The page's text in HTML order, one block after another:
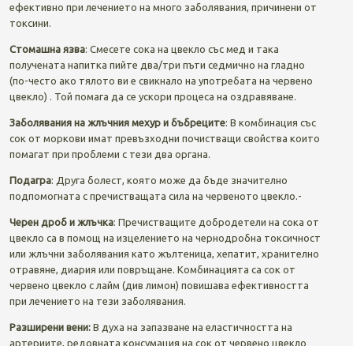
ефективно при лeчението на много заболявания, причинени от
токсини.
Стомашна язва: Смесете сока на цвекло със мед и така
получената напитка пийте два/три пъти седмично на гладно
(по-често ако тялото ви е свикнало на употребата на червено
цвекло) . Той помага да се ускори процеса на оздравяване.
Заболявания на жлъчния мехур и бъбреците: В комбинация със
сок от моркови имат превъзходни почистващи свойства които
помагат при проблеми с тези два органа.
Подагра: Друга болест, която може да бъде значително
подпомогната с пречистващата сила на червеното цвекло.-
Черен дроб и жлъчка: Пречистващите добродетели на сока от
цвекло са в помощ на изцелението на чернодробна токсичност
или жлъчни заболявания като жълтеница, хепатит, хранително
отравяне, диария или повръщане. Комбинацията са сок от
червено цвекло с лайм (див лимон) повишава ефективността
при лечението на тези заболявания.
Разширени вени: В духа на запазване на еластичността на
артериите, редовната консумация на сок от червено цвекло